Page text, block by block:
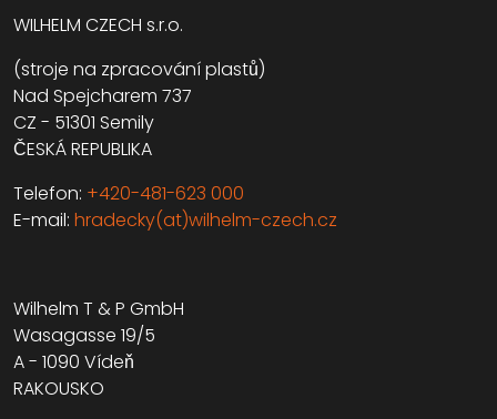
WILHELM CZECH s.r.o.
(stroje na zpracování plastů)
Nad Spejcharem 737
CZ - 51301 Semily
ČESKÁ REPUBLIKA
Telefon: +420-481-623 000
E-mail: hradecky(at)wilhelm-czech.cz
Wilhelm T & P GmbH
Wasagasse 19/5
A - 1090 Vídeň
RAKOUSKO